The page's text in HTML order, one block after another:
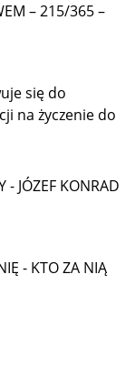
– 215/365 –
się do
na życzenie do
- JÓZEF KONRAD
- KTO ZA NIĄ